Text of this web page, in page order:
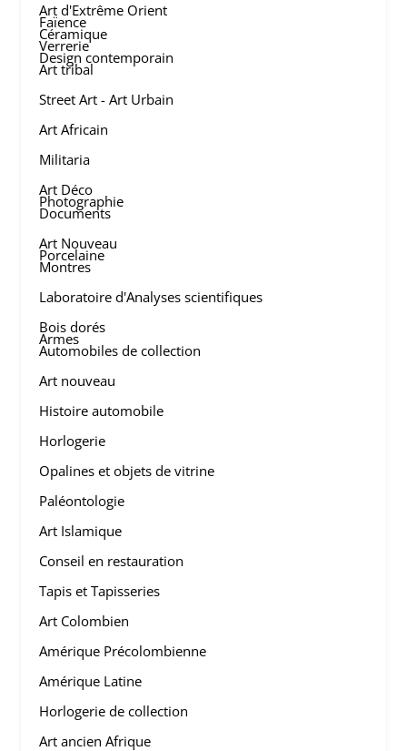
Art d'Extrême Orient
Faïence
Céramique
Verrerie
Design contemporain
Art tribal
Street Art - Art Urbain
Art Africain
Militaria
Art Déco
Photographie
Documents
Art Nouveau
Porcelaine
Montres
Laboratoire d'Analyses scientifiques
Bois dorés
Armes
Automobiles de collection
Art nouveau
Histoire automobile
Horlogerie
Opalines et objets de vitrine
Paléontologie
Art Islamique
Conseil en restauration
Tapis et Tapisseries
Art Colombien
Amérique Précolombienne
Amérique Latine
Horlogerie de collection
Art ancien Afrique